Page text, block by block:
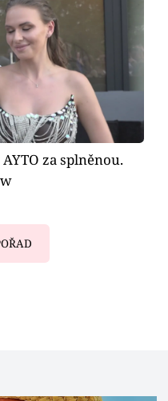
za splněnou.